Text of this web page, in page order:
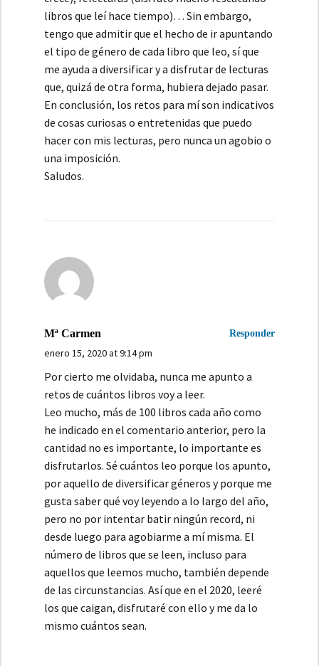
libros que leí hace tiempo)… Sin embargo,
tengo que admitir que el hecho de ir apuntando
el tipo de género de cada libro que leo, sí que
me ayuda a diversificar y a disfrutar de lecturas
que, quizá de otra forma, hubiera dejado pasar.
En conclusión, los retos para mí son indicativos
de cosas curiosas o entretenidas que puedo
hacer con mis lecturas, pero nunca un agobio o
una imposición.
Saludos.
Mª Carmen Responder
enero 15, 2020 at 9:14 pm
Por cierto me olvidaba, nunca me apunto a
retos de cuántos libros voy a leer.
Leo mucho, más de 100 libros cada año como
he indicado en el comentario anterior, pero la
cantidad no es importante, lo importante es
disfrutarlos. Sé cuántos leo porque los apunto,
por aquello de diversificar géneros y porque me
gusta saber qué voy leyendo a lo largo del año,
pero no por intentar batir ningún record, ni
desde luego para agobiarme a mí misma. El
número de libros que se leen, incluso para
aquellos que leemos mucho, también depende
de las circunstancias. Así que en el 2020, leeré
los que caigan, disfrutaré con ello y me da lo
mismo cuántos sean.